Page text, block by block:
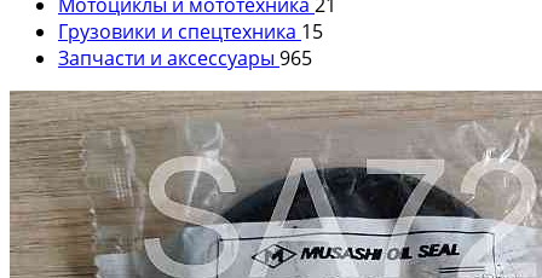
Грузовики и спецтехника 15
Запчасти и аксессуары 965